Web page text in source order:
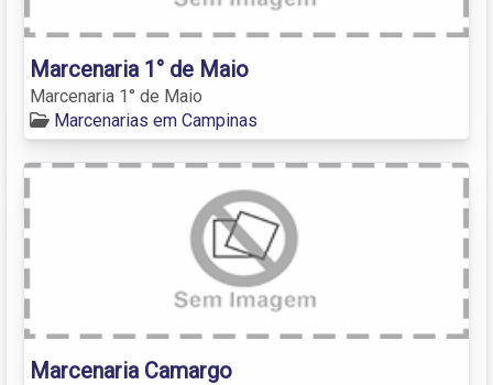
Marcenaria 1° de Maio
Marcenaria 1° de Maio
Marcenarias em Campinas
Marcenaria Camargo